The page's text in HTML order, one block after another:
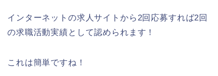
インターネットの求人サイトから2回応募すれば2回
の求職活動実績として認められます！
これは簡単ですね！